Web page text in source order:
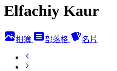
Elfachiy Kaur
相簿 部落格 名片